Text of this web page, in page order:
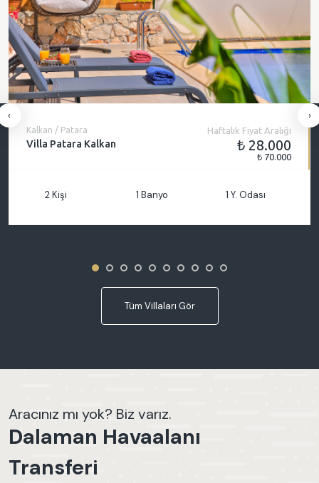
Kalkan / Patara
Villa Patara Kalkan
Haftalık Fiyat Aralığı
₺ 28.000
₺ 70.000
2 Kişi 1 Banyo 1 Y. Odası
‹ ›
Tüm Villaları Gör
Aracınız mı yok? Biz varız.
Dalaman Havaalanı
Transferi